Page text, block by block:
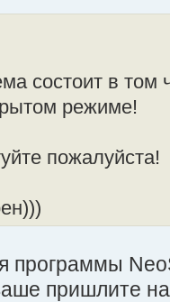
состоит в том
режиме!
пожалуйста!
программы
пришлите